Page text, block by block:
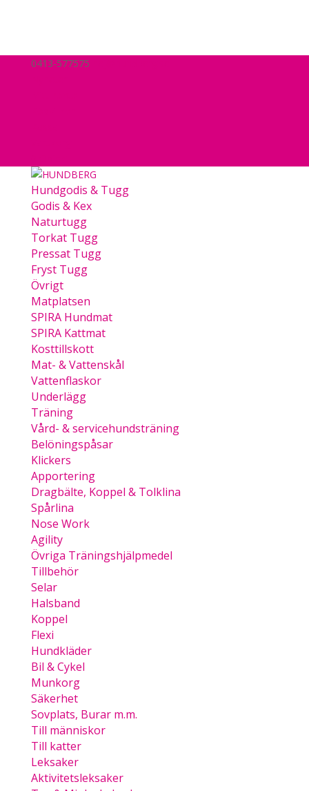
0413-577575
Hundgodis & Tugg
Godis & Kex
Naturtugg
Torkat Tugg
Pressat Tugg
Fryst Tugg
Övrigt
Matplatsen
SPIRA Hundmat
SPIRA Kattmat
Kosttillskott
Mat- & Vattenskål
Vattenflaskor
Underlägg
Träning
Vård- & servicehundsträning
Belöningspåsar
Klickers
Apportering
Dragbälte, Koppel & Tolklina
Spårlina
Nose Work
Agility
Övriga Träningshjälpmedel
Tillbehör
Selar
Halsband
Koppel
Flexi
Hundkläder
Bil & Cykel
Munkorg
Säkerhet
Sovplats, Burar m.m.
Till människor
Till katter
Leksaker
Aktivitetsleksaker